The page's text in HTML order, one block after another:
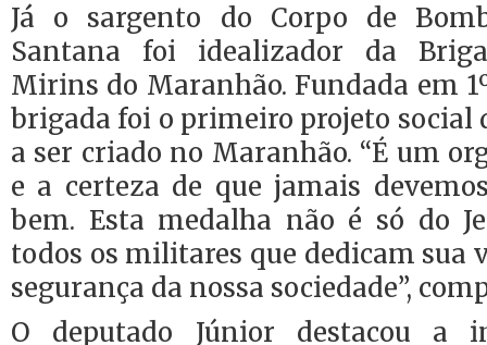
Já o sargento do Corpo de
Santana foi idealizador da
Mirins do Maranhão. Fundada em
brigada foi o primeiro projeto
a ser criado no Maranhão. “É um
e a certeza de que jamais
bem. Esta medalha não é só do
todos os militares que dedicam sua
segurança da nossa sociedade”,
O deputado Júnior destacou a